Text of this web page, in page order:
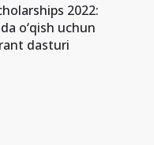
2022:
o‘qish uchun
dasturi